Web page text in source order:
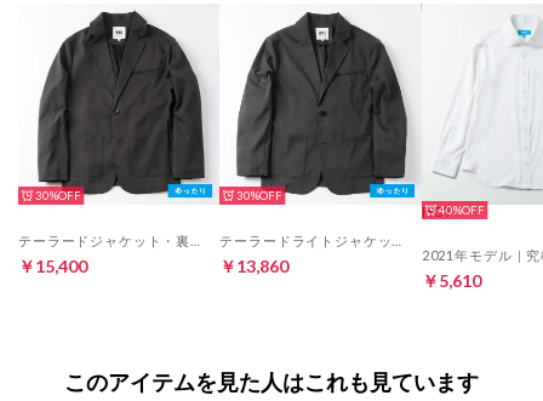
30%
￥15,400
30%
￥13,860
HOT40%
￥5,610
このアイテムを見た人はこれも見ています